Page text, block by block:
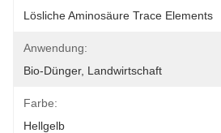
Lösliche Aminosäure Trace Elements
Anwendung:
Bio-Dünger, Landwirtschaft
Farbe:
Hellgelb